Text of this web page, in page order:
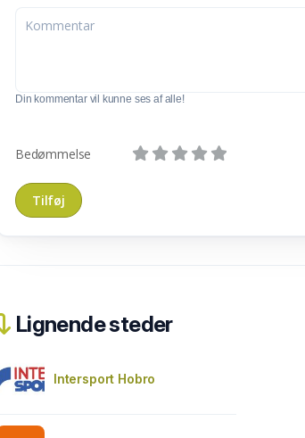
Din kommentar vil kunne ses af alle!
Bedømmelse
Lignende steder
Intersport Hobro